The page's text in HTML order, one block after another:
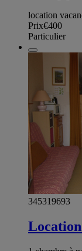
location
Prix€400
Particulier
345319693
Location